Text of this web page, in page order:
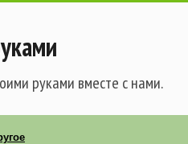
руками вместе с нами.